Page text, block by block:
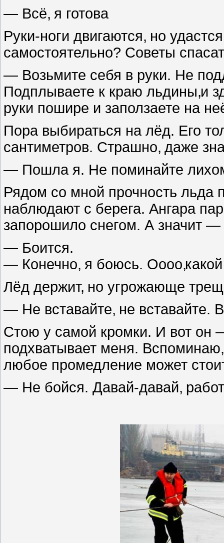
— Всё,я готова
Руки-ноги двигаются, но
самостоятельно? Советы
— Возьмите себя в руки. Не
Подплываете к краю льдины,и
руки пошире и заползаете на
Пора выбираться на лёд. Его
сантиметров. Страшно,даже
— Пошла я. Не поминайте
Рядом со мной прочность льда
наблюдают с берега. Ангара
запорошило снегом. А значит
— Боится.
— Конечно,я боюсь. Оооо,
Лёд держит, но угрожающе
— Не вставайте, не вставайте.
Стою у самой кромки. И вот он
подхватывает меня. Вспоминаю
любое промедление может
— Не бойся. Давай-давай,